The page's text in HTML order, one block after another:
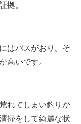
拠。
はバスがおり、そ
高いです。
れてしまい釣りが
掃をして綺麗な状